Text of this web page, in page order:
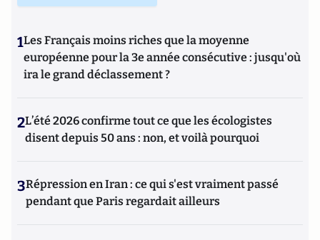
1Les Français moins riches que la moyenne
européenne pour la 3e année consécutive : jusqu'où
ira le grand déclassement ?
2L’été 2026 confirme tout ce que les écologistes
disent depuis 50 ans : non, et voilà pourquoi
3Répression en Iran : ce qui s'est vraiment passé
pendant que Paris regardait ailleurs